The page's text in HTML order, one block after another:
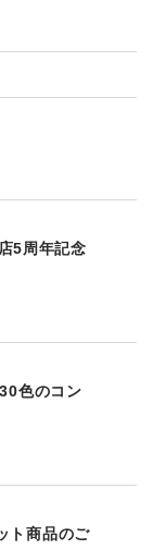
5周年記念
色のコン
ト商品のご